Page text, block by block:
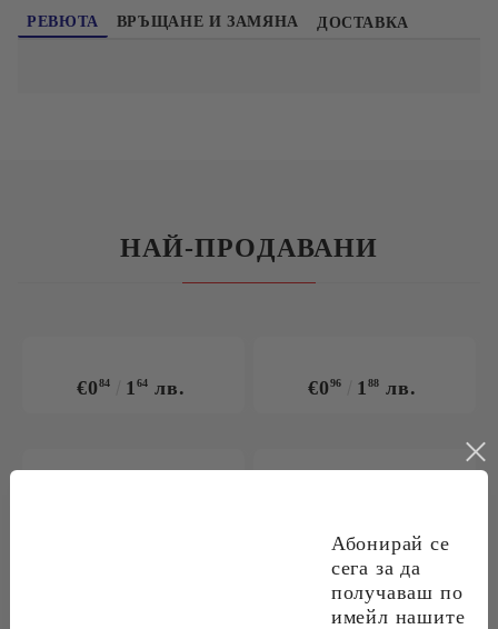
РЕВЮТА ВРЪЩАНЕ И ЗАМЯНА ДОСТАВКА
НАЙ-ПРОДАВАНИ
€084 164 лв. €096 188 лв.
Абонирай се
сега за да
получаваш по
имейл нашите